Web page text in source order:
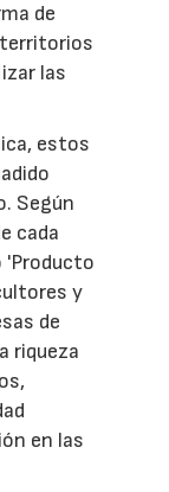
de
las
estos
Según
cada
'Producto
y
de
riqueza
en las